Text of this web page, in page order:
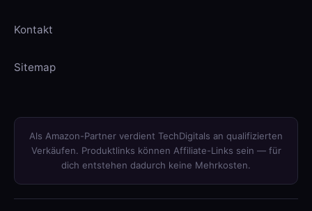
Kontakt
Sitemap
Als Amazon-Partner verdient TechDigitals an qualifizierten
Verkäufen. Produktlinks können Affiliate-Links sein — für
dich entstehen dadurch keine Mehrkosten.